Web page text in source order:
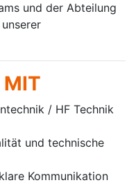
und der Abteilung
MIT
/ HF Technik
und technische
Kommunikation